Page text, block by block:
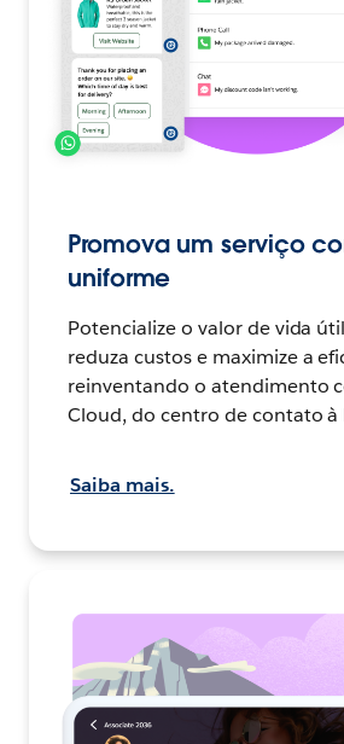
Promova um serviço
uniforme
Potencialize o valor de vida
reduza custos e maximize a
reinventando o atendimento
Cloud, do centro de contato à
Saiba mais.